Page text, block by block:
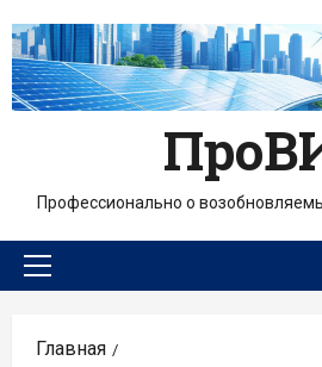
содержимому
Профессионально о
Основное
Главная